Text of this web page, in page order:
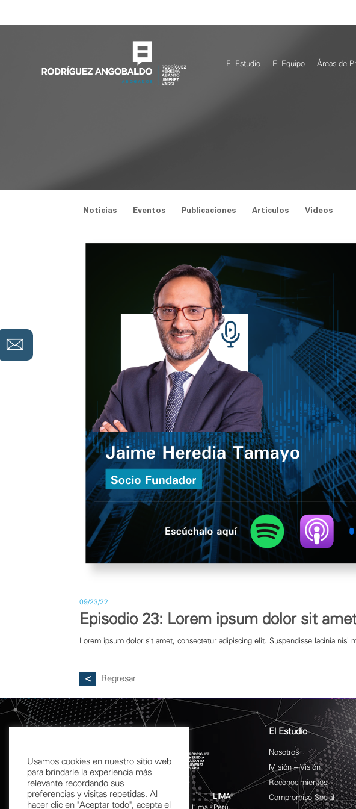
El Estudio El Equipo Áreas de
Noticias Eventos Publicaciones Articulos Videos
09/23/22
Episodio 23: Lorem ipsum dolor sit
Lorem ipsum dolor sit amet, consectetur adipiscing elit. Suspendisse lacinia nisi
Regresar
LIMA
Calle Chinchón 601 - 611 San Isidro, Lima - Perú.
El Estudio
Nosotros
Misión – Visión
Reconocimientos
Compromiso Social
Usamos cookies en nuestro sitio web
para brindarle la experiencia más
relevante recordando sus
preferencias y visitas repetidas. Al
hacer clic en "Aceptar todo", acepta el